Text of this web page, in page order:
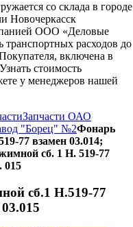
со склада в городе
Новочеркасск
ООО «Деловые
расходов до
включена в
стоимость
у менеджеров нашей
Запчасти ОАО
"Борец" №2Фонарь
77 взамен 03.014;
сб. 1 Н. 519-77
015
сб.1 Н.519-77